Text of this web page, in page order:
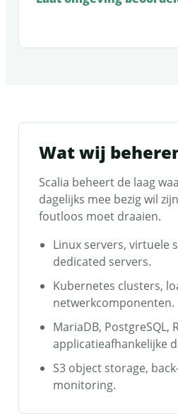
Wat wij
Scalia beheert de laag
dagelijks mee bezig wil
foutloos moet draaien.
Linux servers, virtuele
dedicated servers.
Kubernetes clusters,
netwerkcomponenten.
MariaDB, PostgreSQL,
applicatieafhankelijke
S3 object storage,
monitoring.